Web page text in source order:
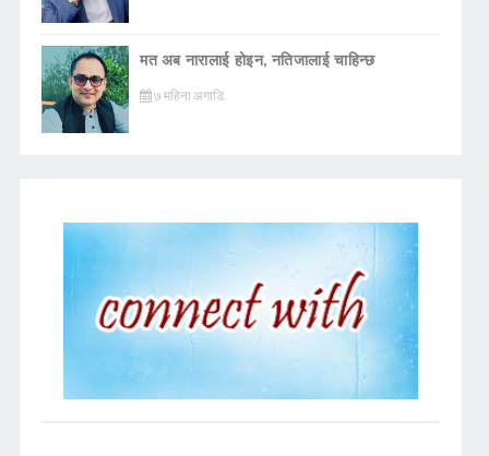
मत अब नारालाई होइन, नतिजालाई चाहिन्छ
७ महिना अगाडि